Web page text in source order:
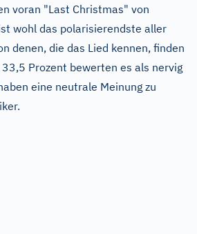
voran "Last Christmas" von
wohl das polarisierendste aller
denen, die das Lied kennen, finden
Prozent bewerten es als nervig
eine neutrale Meinung zu